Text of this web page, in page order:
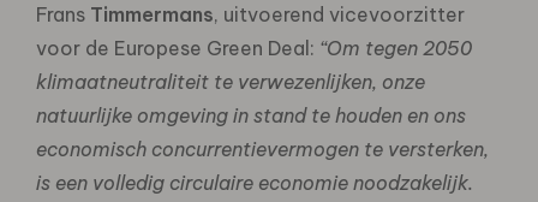
Frans Timmermans, uitvoerend vicevoorzitter
voor de Europese Green Deal: “Om tegen 2050
klimaatneutraliteit te verwezenlijken, onze
natuurlijke omgeving in stand te houden en ons
economisch concurrentievermogen te versterken,
is een volledig circulaire economie noodzakelijk.